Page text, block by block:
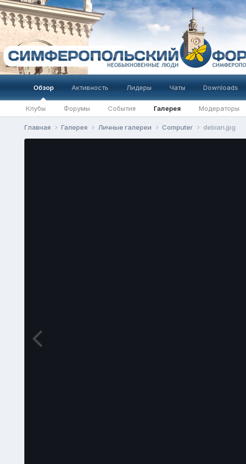
Обзор
Клубы Форумы События Галерея Модераторы
Активность Лидеры Чаты Downloads
Главная Галерея Личные галереи Computer debian.jpg